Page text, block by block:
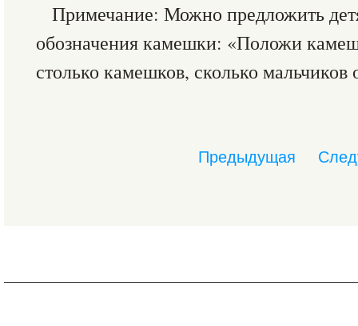
Примечание: Можно предложить
обозначения камешки: «Положи
столько камешков, сколько мальчиков
Предыдущая